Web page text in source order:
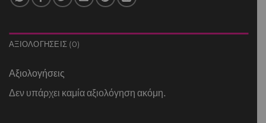
ΑΞΙΟΛΟΓΉΣΕΙΣ (0)
Αξιολογήσεις
Δεν υπάρχει καμία αξιολόγηση ακόμη.